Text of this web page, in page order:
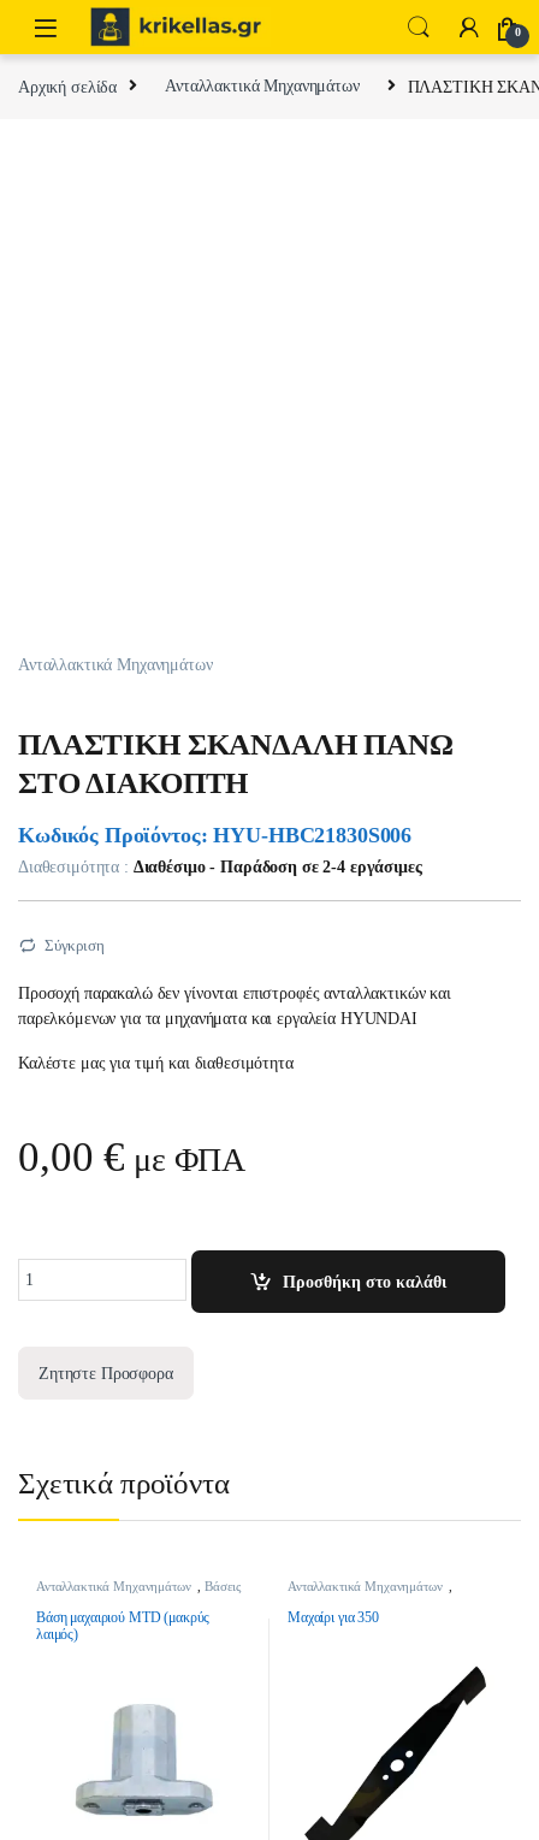
Skip to navigation
Skip to content
0
Αρχική σελίδα Ανταλλακτικά Μηχανημάτων ΠΛΑΣΤΙΚΗ
Ανταλλακτικά Μηχανημάτων
ΠΛΑΣΤΙΚΗ ΣΚΑΝΔΑΛΗ ΠΑΝΩ
ΣΤΟ ΔΙΑΚΟΠΤΗ
Κωδικός Προϊόντος: HYU-HBC21830S006
Διαθεσιμότητα : Διαθέσιμο - Παράδοση σε 2-4 εργάσιμες
Σύγκριση
Προσοχή παρακαλώ δεν γίνονται επιστροφές ανταλλακτικών και
παρελκόμενων για τα μηχανήματα και εργαλεία HYUNDAI
Καλέστε μας για τιμή και διαθεσιμότητα
0,00€ με ΦΠΑ
Προσθήκη στο καλάθι
Ζητηστε Προσφορα
Σχετικά προϊόντα
Ανταλλακτικά Μηχανημάτων
Βάσεις
Βάση μαχαιριού MTD (μακρύς
λαιμός)
Ανταλλακτικά Μηχανημάτων
Μαχαίρι για 350